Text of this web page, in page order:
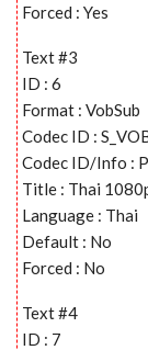
Forced : Yes
Text #3
ID : 6
Format : VobSub
Codec ID :
Codec ID/Info :
Title : Thai
Language : Thai
Default : No
Forced : No
Text #4
ID : 7